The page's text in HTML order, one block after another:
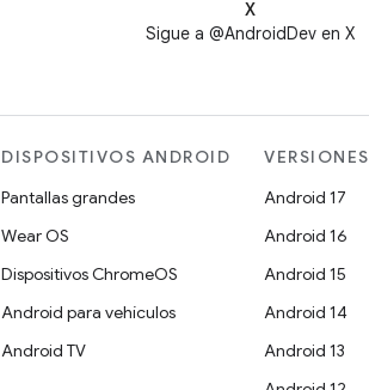
X
Sigue a @AndroidDev en X
DISPOSITIVOS ANDROID
Pantallas grandes
Wear OS
Dispositivos ChromeOS
Android para vehículos
Android TV
VERSIONES
Android 17
Android 16
Android 15
Android 14
Android 13